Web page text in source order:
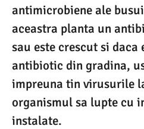
antimicrobiene ale
aceastra planta un
sau este crescut si
antibiotic din gradina,
impreuna tin virusurile
organismul sa lupte cu
instalate.